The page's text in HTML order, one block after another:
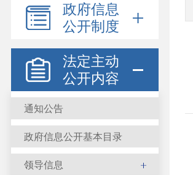
政府信息
公开制度
法定主动
公开内容
通知公告
政府信息公开基本目录
领导信息